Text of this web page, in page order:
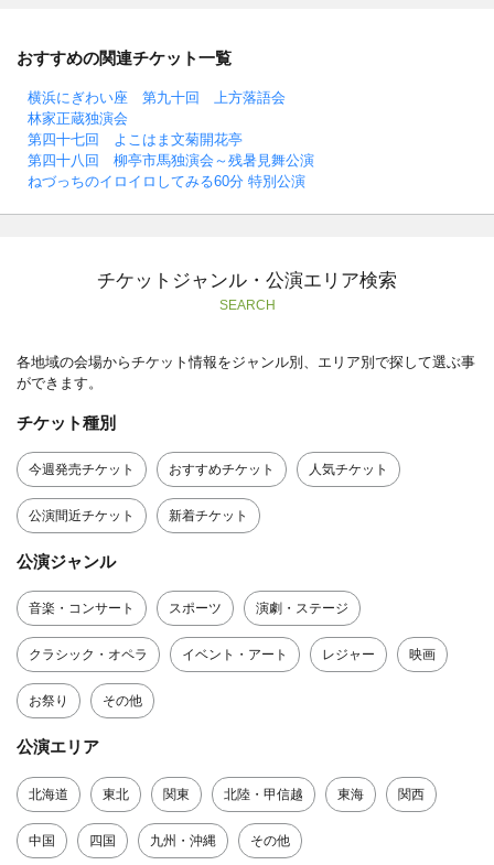
おすすめの関連チケット一覧
横浜にぎわい座 第九十回 上方落語会
林家正蔵独演会
第四十七回 よこはま文菊開花亭
第四十八回 柳亭市馬独演会～残暑見舞公演
ねづっちのイロイロしてみる60分 特別公演
チケットジャンル・公演エリア検索
SEARCH
各地域の会場からチケット情報をジャンル別、エリア別で探して選ぶ事
ができます。
チケット種別
今週発売チケット おすすめチケット 人気チケット
公演間近チケット 新着チケット
公演ジャンル
音楽・コンサート スポーツ 演劇・ステージ
クラシック・オペラ イベント・アート レジャー 映画
お祭り その他
公演エリア
北海道 東北 関東 北陸・甲信越 東海 関西
中国 四国 九州・沖縄 その他